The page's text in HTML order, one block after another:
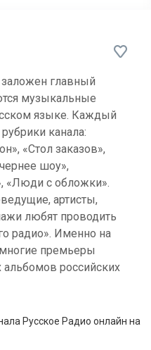
главный
музыкальные
языке. Каждый
канала:
«Стол заказов»,
шоу»,
«Люди с обложки».
артисты,
любят проводить
радио». Именно на
премьеры
российских
Русское Радио онлайн на